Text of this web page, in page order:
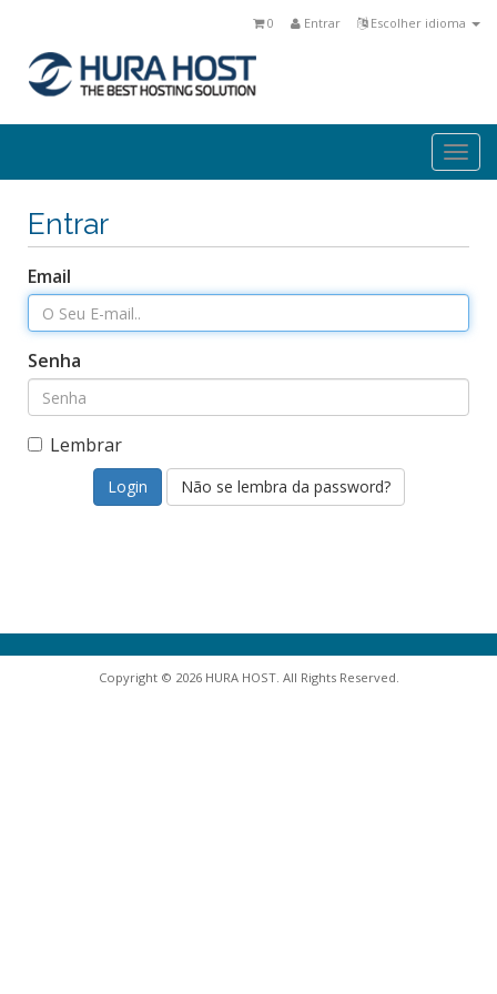
Escolher idioma
Entrar
0
Entrar
Email
Senha
Lembrar
Não se lembra da password?
Copyright © 2026 HURA HOST. All Rights Reserved.